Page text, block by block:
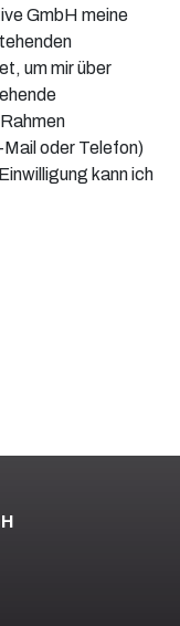
GmbH meine
um mir über
oder Telefon)
kann ich